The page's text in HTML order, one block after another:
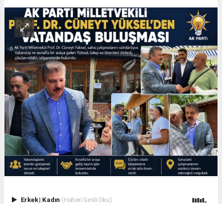
Erkek| Kadın (Haberi Sesli Oku)